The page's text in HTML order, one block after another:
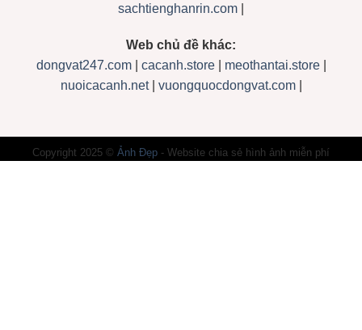
sachtienghanrin.com
Web chủ đề khác:
dongvat247.com| cacanh.store| meothantai.store
nuoicacanh.net
vuongquocdongvat.com
Copyright 2025 © Ảnh Đẹp - Website chia sẻ hình ảnh miễn phí